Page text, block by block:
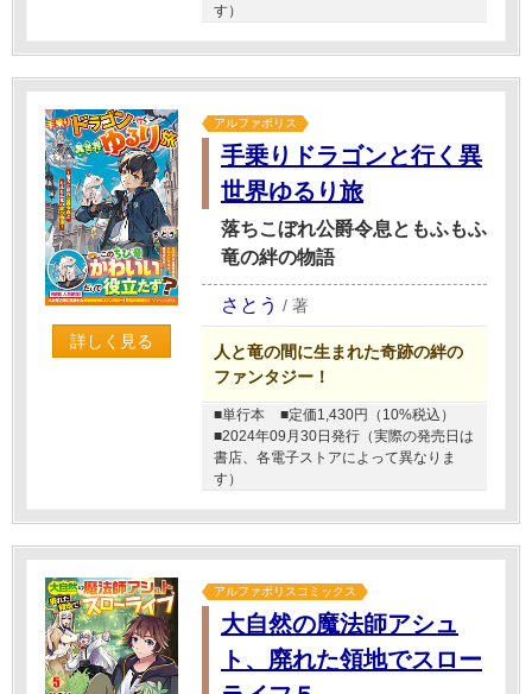
す）
詳しく見る
アルファポリス
手乗りドラゴンと行く異
世界ゆるり旅
落ちこぼれ公爵令息ともふもふ
竜の絆の物語
さとう / 著
人と竜の間に生まれた奇跡の絆の
ファンタジー！
■単行本
■定価1,430円（10%税込）
■2024年09月30日発行（実際の発売日は
書店、各電子ストアによって異なりま
す）
アルファポリスコミックス
大自然の魔法師アシュ
ト、廃れた領地でスロー